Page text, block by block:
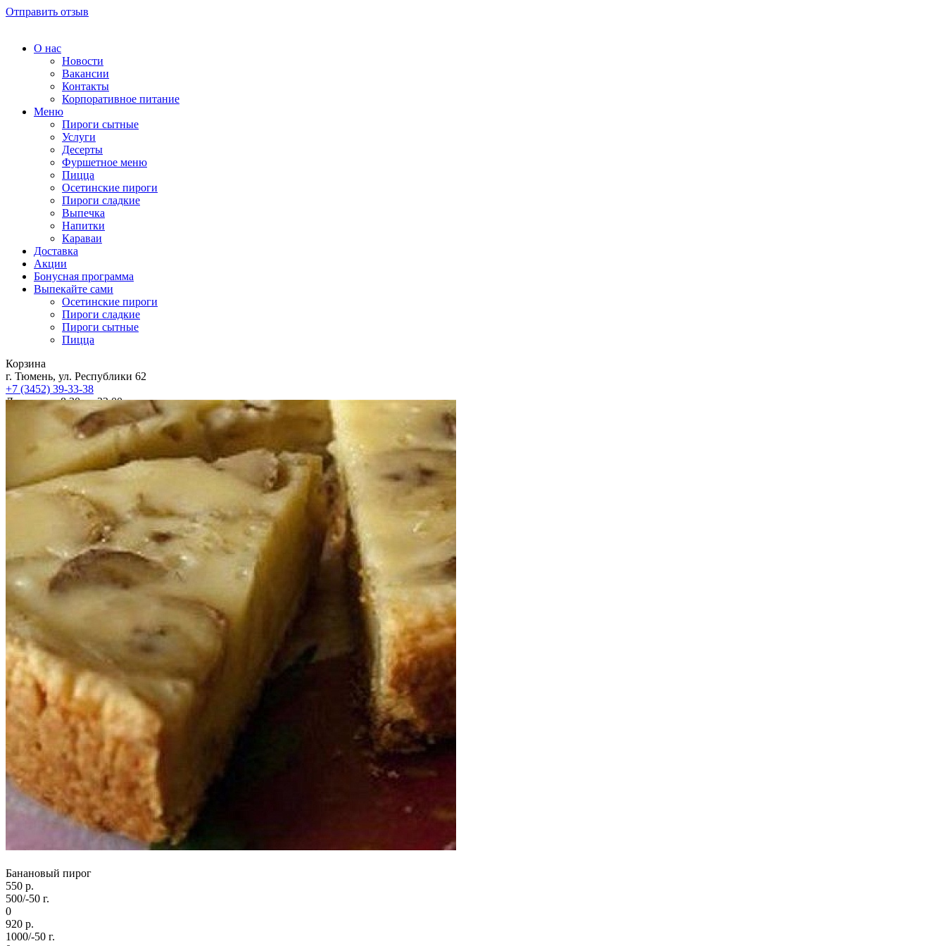
Отправить отзыв
О нас
Новости
Вакансии
Контакты
Корпоративное питание
Меню
Пироги сытные
Услуги
Десерты
Фуршетное меню
Пицца
Осетинские пироги
Пироги сладкие
Выпечка
Напитки
Караваи
Доставка
Акции
Бонусная программа
Выпекайте сами
Осетинские пироги
Пироги сладкие
Пироги сытные
Пицца
Корзина
г. Тюмень, ул. Республики 62
+7 (3452) 39-33-38
Доставка с 8:30 до 22:00
Прием заказов с 8:00 до 23:00
Банановый пирог
550 р.
500/-50 г.
0
920 р.
1000/-50 г.